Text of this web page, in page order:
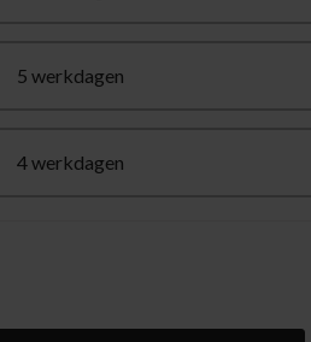
5 werkdagen
4 werkdagen